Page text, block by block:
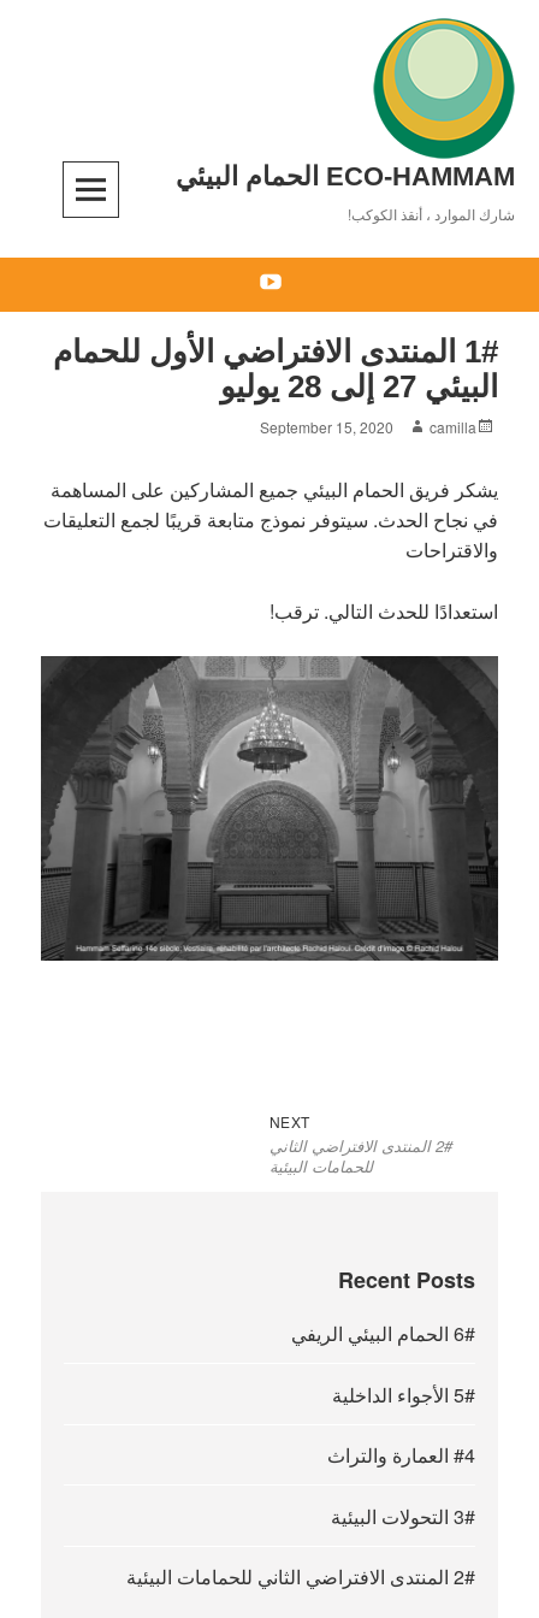
content
ECO-HAMMAM الحمام البيئي
شارك الموارد ، أنقذ الكوكب!
You
Tube
1# المنتدى الافتراضي الأول للحمام
البيئي 27 إلى 28 يوليو
Posted
September 15, 2020Author camilla
يشكر فريق الحمام البيئي جميع المشاركين على المساهمة
في نجاح الحدث. سيتوفر نموذج متابعة قريبًا لجمع التعليقات
والاقتراحات
استعدادًا للحدث التالي. ترقب!
navigation
NEXT
2# المنتدى الافتراضي الثاني
للحمامات البيئية
Recent Posts
6# الحمام البيئي الريفي
5# الأجواء الداخلية
#4 العمارة والتراث
3# التحولات البيئية
2# المنتدى الافتراضي الثاني للحمامات البيئية